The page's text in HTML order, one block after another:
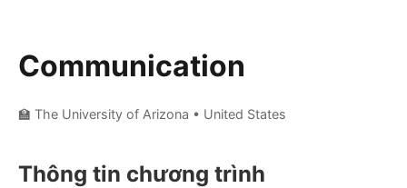
Communication
🏫 The University of Arizona • United States
Thông tin chương trình